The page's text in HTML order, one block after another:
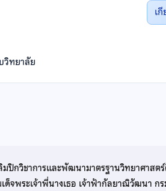
เ
วิทยาลัย
มปิกวิชาการและพัฒนามาตรฐานวิทยาศาสต
ด็จพระเจ้าพี่นางเธอ เจ้าฟ้ากัลยาณิวัฒนา ก